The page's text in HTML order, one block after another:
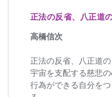
正法の反省、八正道
高橋信次
正法の反省、八正道
宇宙を支配する慈悲
行為ができる自分を